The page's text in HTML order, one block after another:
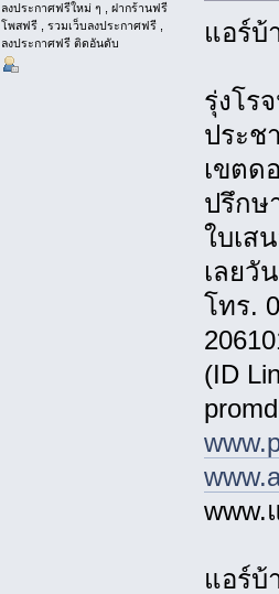
ลงประกาศฟรีใหม่ ๆ , ฝากร้านฟรี
โพสฟรี , รวมเว็บลงประกาศฟรี ,
ลงประกาศฟรี ติดอันดับ
แอร์บ้
รุ่งโร
ประช
เขตด
ปรึกษ
ใบเส
เลยวั
โทร.
(ID
www.
แอร์บ้